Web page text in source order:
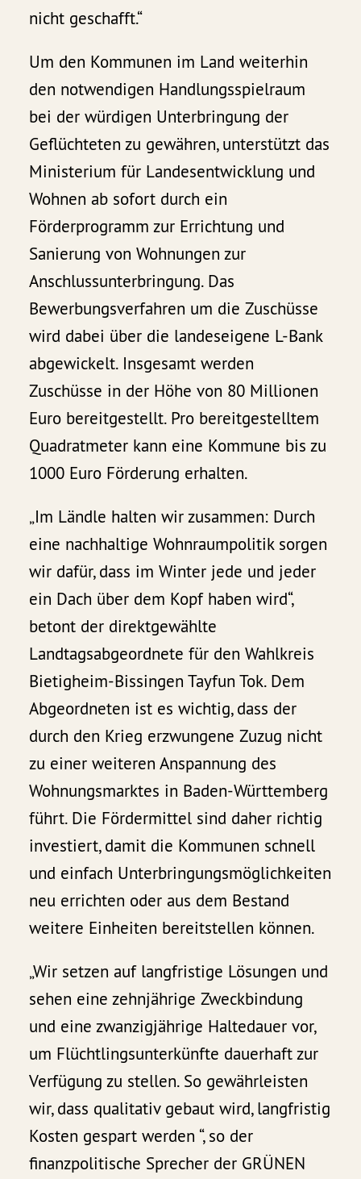
nicht geschafft.“
Um den Kommunen im Land weiterhin
den notwendigen Handlungsspielraum
bei der würdigen Unterbringung der
Geflüchteten zu gewähren, unterstützt das
Ministerium für Landesentwicklung und
Wohnen ab sofort durch ein
Förderprogramm zur Errichtung und
Sanierung von Wohnungen zur
Anschlussunterbringung. Das
Bewerbungsverfahren um die Zuschüsse
wird dabei über die landeseigene L-Bank
abgewickelt. Insgesamt werden
Zuschüsse in der Höhe von 80 Millionen
Euro bereitgestellt. Pro bereitgestelltem
Quadratmeter kann eine Kommune bis zu
1000 Euro Förderung erhalten.
„Im Ländle halten wir zusammen: Durch
eine nachhaltige Wohnraumpolitik sorgen
wir dafür, dass im Winter jede und jeder
ein Dach über dem Kopf haben wird“,
betont der direktgewählte
Landtagsabgeordnete für den Wahlkreis
Bietigheim-Bissingen Tayfun Tok. Dem
Abgeordneten ist es wichtig, dass der
durch den Krieg erzwungene Zuzug nicht
zu einer weiteren Anspannung des
Wohnungsmarktes in Baden-Württemberg
führt. Die Fördermittel sind daher richtig
investiert, damit die Kommunen schnell
und einfach Unterbringungsmöglichkeiten
neu errichten oder aus dem Bestand
weitere Einheiten bereitstellen können.
„Wir setzen auf langfristige Lösungen und
sehen eine zehnjährige Zweckbindung
und eine zwanzigjährige Haltedauer vor,
um Flüchtlingsunterkünfte dauerhaft zur
Verfügung zu stellen. So gewährleisten
wir, dass qualitativ gebaut wird, langfristig
Kosten gespart werden “, so der
finanzpolitische Sprecher der GRÜNEN